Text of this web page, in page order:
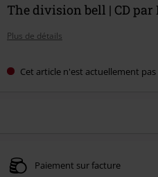
The division bell | CD par
Plus de détails
Cet article n'est actuellement
Paiement sur facture